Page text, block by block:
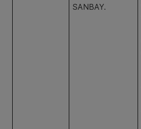
SANBAY.